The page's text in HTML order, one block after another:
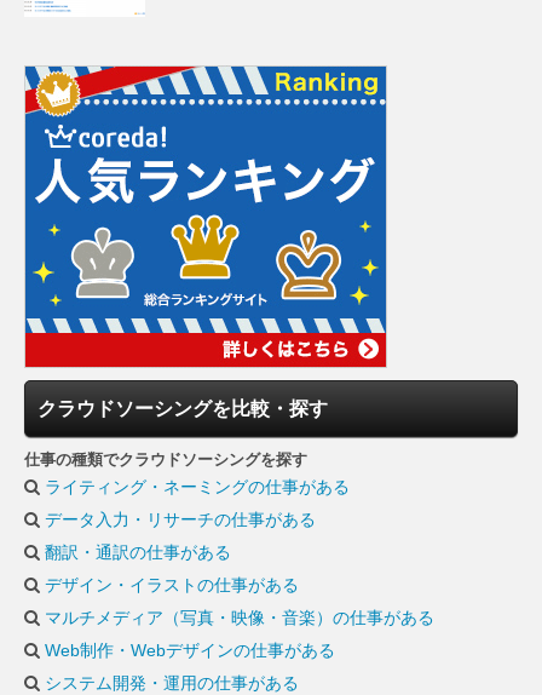
クラウドソーシングを比較・探す
仕事の種類でクラウドソーシングを探す
ライティング・ネーミングの仕事がある
データ入力・リサーチの仕事がある
翻訳・通訳の仕事がある
デザイン・イラストの仕事がある
マルチメディア（写真・映像・音楽）の仕事がある
Web制作・Webデザインの仕事がある
システム開発・運用の仕事がある